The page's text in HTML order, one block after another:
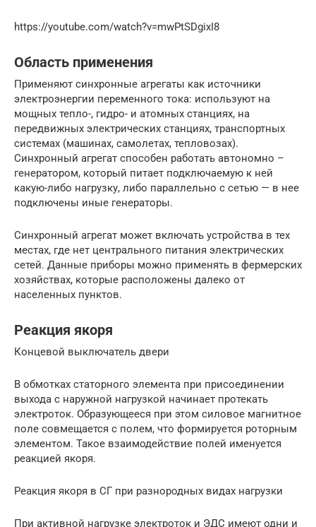
https://youtube.com/watch?v=mwPtSDgixI8
Область применения
Применяют синхронные агрегаты как источники
электроэнергии переменного тока: используют на
мощных тепло-, гидро- и атомных станциях, на
передвижных электрических станциях, транспортных
системах (машинах, самолетах, тепловозах).
Синхронный агрегат способен работать автономно –
генератором, который питает подключаемую к ней
какую-либо нагрузку, либо параллельно с сетью — в нее
подключены иные генераторы.
Синхронный агрегат может включать устройства в тех
местах, где нет центрального питания электрических
сетей. Данные приборы можно применять в фермерских
хозяйствах, которые расположены далеко от
населенных пунктов.
Реакция якоря
Концевой выключатель двери
В обмотках статорного элемента при присоединении
выхода с наружной нагрузкой начинает протекать
электроток. Образующееся при этом силовое магнитное
поле совмещается с полем, что формируется роторным
элементом. Такое взаимодействие полей именуется
реакцией якоря.
Реакция якоря в СГ при разнородных видах нагрузки
При активной нагрузке электроток и ЭДС имеют одни и